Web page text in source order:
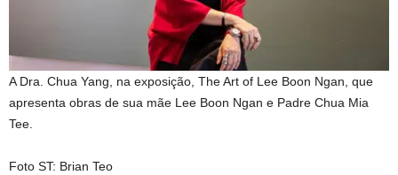
A Dra. Chua Yang, na exposição, The Art of Lee Boon Ngan, que
apresenta obras de sua mãe Lee Boon Ngan e Padre Chua Mia
Tee.
Foto ST: Brian Teo